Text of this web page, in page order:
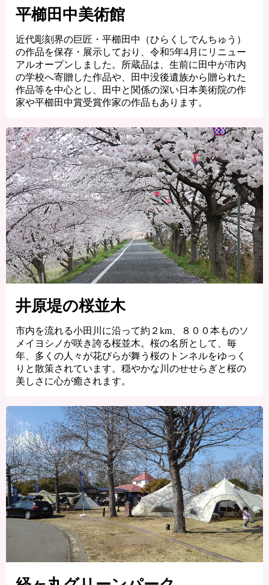
平櫛田中美術館
近代彫刻界の巨匠・平櫛田中（ひらくしでんちゅう）
の作品を保存・展示しており、令和5年4月にリニュー
アルオープンしました。所蔵品は、生前に田中が市内
の学校へ寄贈した作品や、田中没後遺族から贈られた
作品等を中心とし、田中と関係の深い日本美術院の作
家や平櫛田中賞受賞作家の作品もあります。
井原堤の桜並木
市内を流れる小田川に沿って約２km、８００本ものソ
メイヨシノが咲き誇る桜並木。桜の名所として、毎
年、多くの人々が花びらが舞う桜のトンネルをゆっく
りと散策されています。穏やかな川のせせらぎと桜の
美しさに心が癒されます。